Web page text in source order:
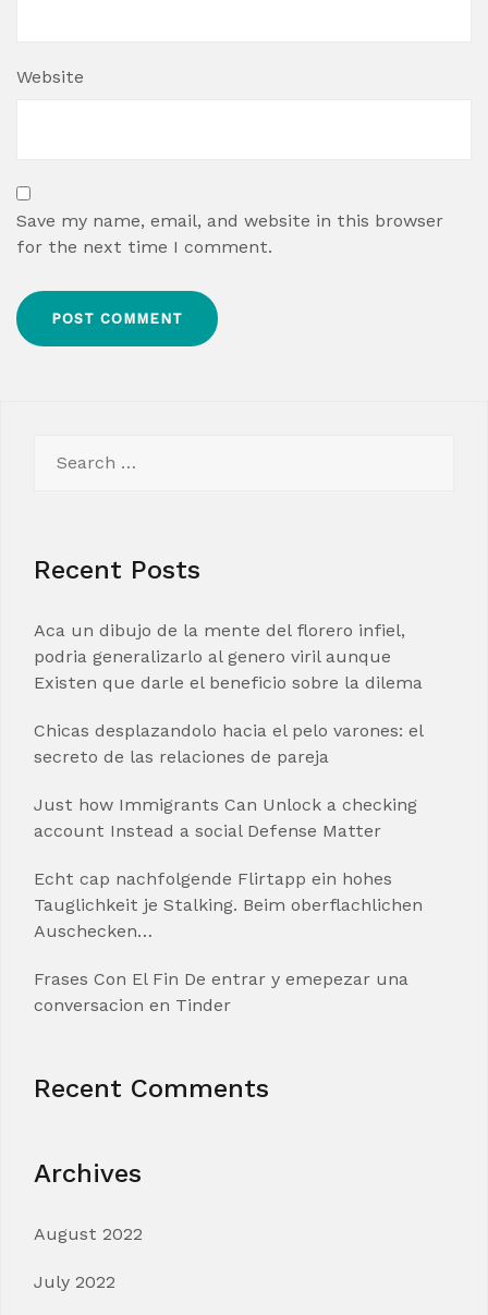
Website
Save my name, email, and website in this browser
for the next time I comment.
for:
Recent Posts
Aca un dibujo de la mente del florero infiel,
podria generalizarlo al genero viril aunque
Existen que darle el beneficio sobre la dilema
Chicas desplazandolo hacia el pelo varones: el
secreto de las relaciones de pareja
Just how Immigrants Can Unlock a checking
account Instead a social Defense Matter
Echt cap nachfolgende Flirtapp ein hohes
Tauglichkeit je Stalking. Beim oberflachlichen
Auschecken…
Frases Con El Fin De entrar y emepezar una
conversacion en Tinder
Recent Comments
Archives
August 2022
July 2022